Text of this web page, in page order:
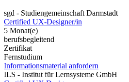
sgd - Studiengemeinschaft Darmstadt
Certified UX-Designer/in
5 Monat(e)
berufsbegleitend
Zertifikat
Fernstudium
Informationsmaterial anfordern
ILS - Institut für Lernsysteme GmbH